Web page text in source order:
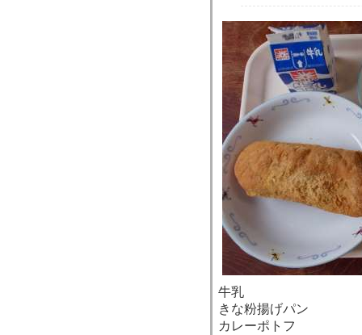
牛乳
きな粉揚げパン
カレーポトフ